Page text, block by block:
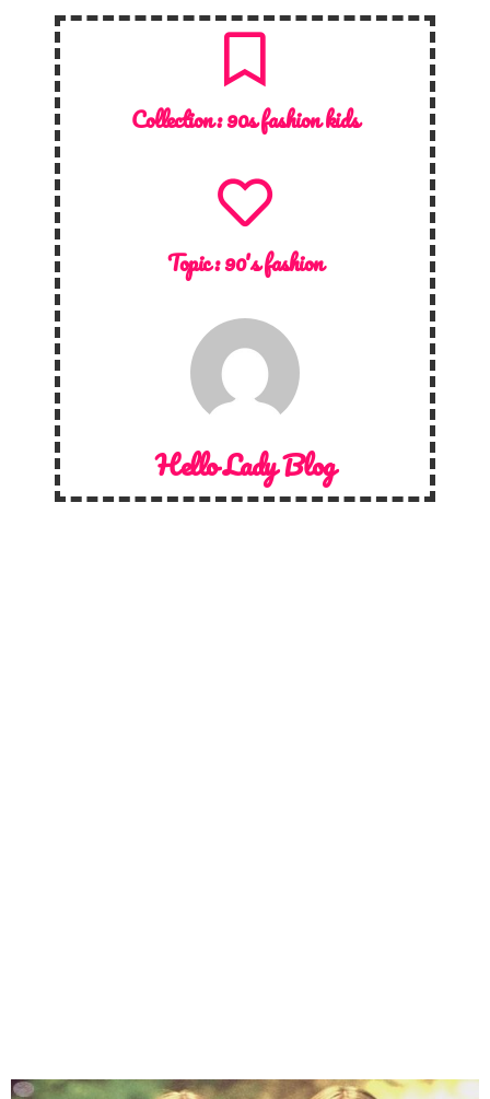
Collection :90s fashion kids
Topic :90's fashion
Hello Lady Blog